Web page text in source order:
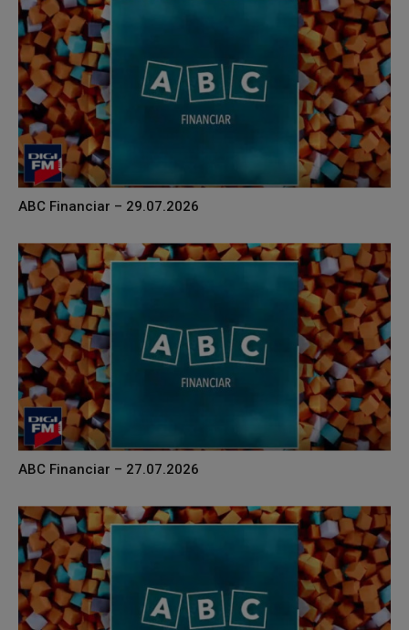
ABC Financiar – 29.07.2026
ABC Financiar – 27.07.2026